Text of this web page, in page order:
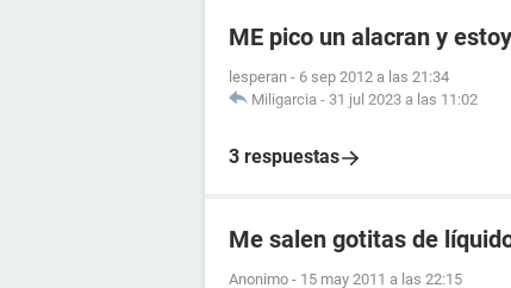
ME pico un alacran y
lesperan - 6 sep 2012 a las 21:34
Miligarcia - 31 jul 2023 a las 11:02
3 respuestas
Me salen gotitas de
Anonimo - 15 may 2011 a las 22:15